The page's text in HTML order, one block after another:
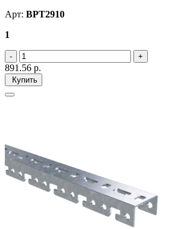
Арт: BPT2910
1
891.56 р.
Купить